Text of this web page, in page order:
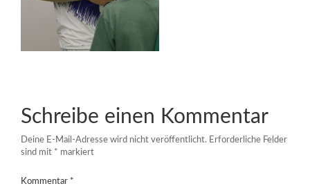
Schreibe einen Kommentar
Deine E-Mail-Adresse wird nicht veröffentlicht. Erforderliche Felder
sind mit * markiert
Kommentar *